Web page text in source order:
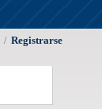
/ Registrarse